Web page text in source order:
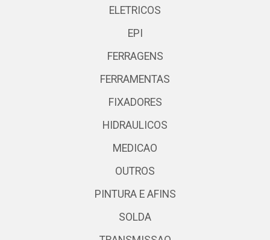
ELETRICOS
EPI
FERRAGENS
FERRAMENTAS
FIXADORES
HIDRAULICOS
MEDICAO
OUTROS
PINTURA E AFINS
SOLDA